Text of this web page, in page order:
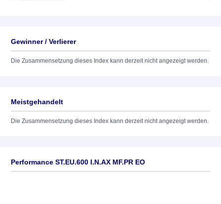
Gewinner / Verlierer
Die Zusammensetzung dieses Index kann derzeit nicht angezeigt werden.
Meistgehandelt
Die Zusammensetzung dieses Index kann derzeit nicht angezeigt werden.
Performance ST.EU.600 I.N.AX MF.PR EO